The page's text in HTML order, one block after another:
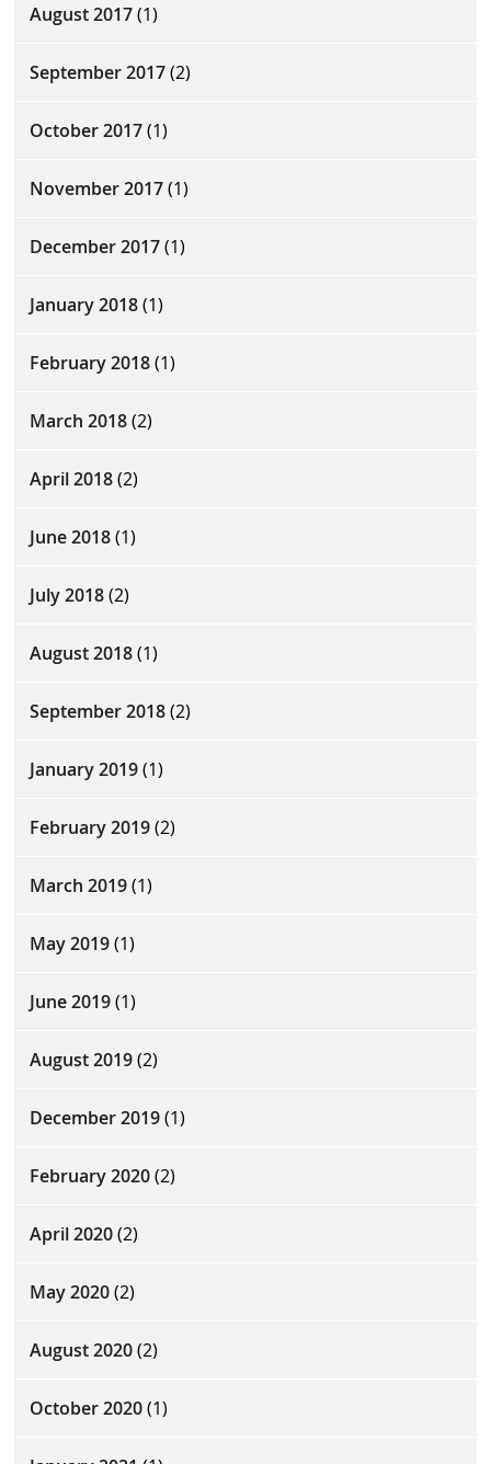
August 2017(1)
September 2017(2)
October 2017(1)
November 2017(1)
December 2017(1)
January 2018(1)
February 2018(1)
March 2018(2)
April 2018(2)
June 2018(1)
July 2018(2)
August 2018(1)
September 2018(2)
January 2019(1)
February 2019(2)
March 2019(1)
May 2019(1)
June 2019(1)
August 2019(2)
December 2019(1)
February 2020(2)
April 2020(2)
May 2020(2)
August 2020(2)
October 2020(1)